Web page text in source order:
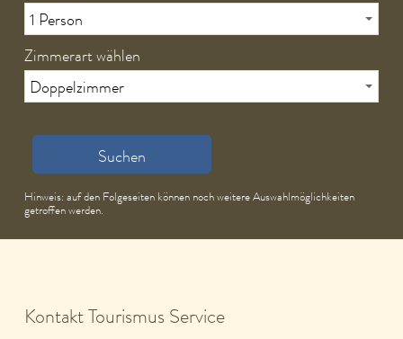
Zimmerart wählen
Suchen
Hinweis: auf den Folgeseiten können noch weitere Auswahlmöglichkeiten
getroffen werden.
Kontakt Tourismus Service